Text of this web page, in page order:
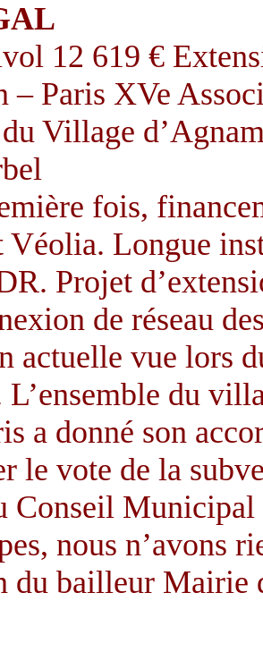
12 619 €
– Paris XVe
Village
fois,
Véolia. Longue
Projet
de réseau
actuelle vue lors
L’ensemble du
a donné son
le vote de la
Conseil
nous n’avons
du bailleur Mairie